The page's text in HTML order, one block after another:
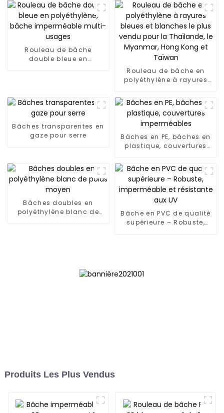
Rouleau de bâche
double bleue en
Rouleau de bâche en
polyéthylène à rayures
plus vendu pour la
Thaïlande, le Myanmar,
Hong Kong et Taïwan
Bâches transparentes en
gaze pour serre
Bâches en PE, bâches en
plastique, couvertures
Bâches doubles en
polyéthylène blanc de
Bâche en PVC de qualité
supérieure – Robuste,
Produits Les Plus Vendus